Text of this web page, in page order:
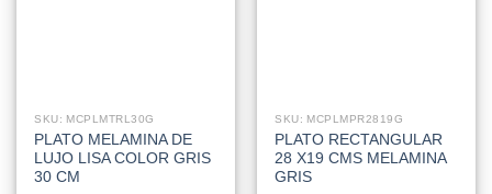
SKU: MCPLMTRL30G
PLATO MELAMINA DE
LUJO LISA COLOR GRIS
30 CM
SKU: MCPLMPR2819G
PLATO RECTANGULAR
28 X19 CMS MELAMINA
GRIS